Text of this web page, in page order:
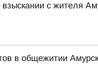
с жителя
в общежитии